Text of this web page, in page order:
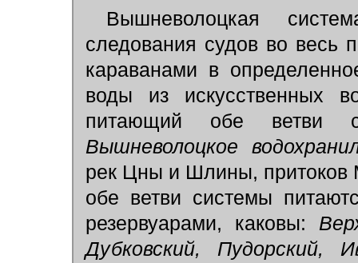
Вышневолоцкая
следования судов во весь
караванами в
воды из искусственных
питающий обе ветви
Вышневолоцкое
рек Цны и Шлины, притоков
oбе ветви системы
резервуарами, каковы:
Дубковский, Пудорский,